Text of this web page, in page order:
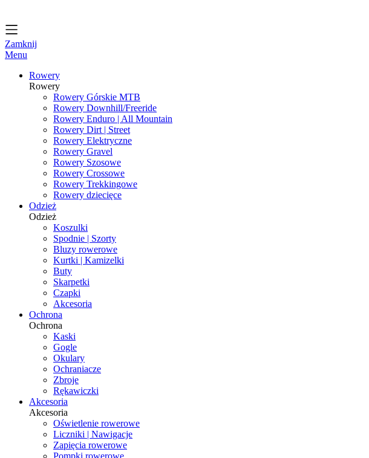
Zamknij
Menu
Rowery
Rowery
Rowery Górskie MTB
Rowery Downhill/Freeride
Rowery Enduro | All Mountain
Rowery Dirt | Street
Rowery Elektryczne
Rowery Gravel
Rowery Szosowe
Rowery Crossowe
Rowery Trekkingowe
Rowery dziecięce
Odzież
Odzież
Koszulki
Spodnie | Szorty
Bluzy rowerowe
Kurtki | Kamizelki
Buty
Skarpetki
Czapki
Akcesoria
Ochrona
Ochrona
Kaski
Gogle
Okulary
Ochraniacze
Zbroje
Rękawiczki
Akcesoria
Akcesoria
Oświetlenie rowerowe
Liczniki | Nawigacje
Zapięcia rowerowe
Pompki rowerowe